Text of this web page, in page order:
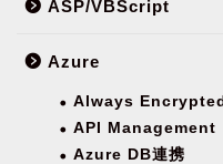
ASP/VBScript
Azure
Always Encrypted
API Management
Azure DB連携